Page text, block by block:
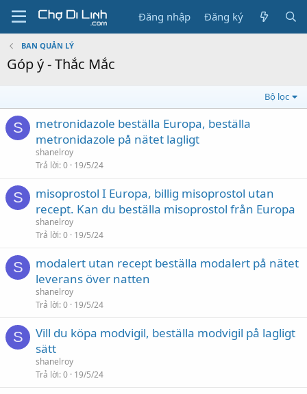
Đăng nhập Đăng ký
BAN QUẢN LÝ
Góp ý - Thắc Mắc
Bộ lọc
S
metronidazole beställa Europa, beställa
metronidazole på nätet lagligt
shanelroy
Trả lời 0 19/5/24
S
misoprostol I Europa, billig misoprostol utan
recept. Kan du beställa misoprostol från Europa
shanelroy
Trả lời 0 19/5/24
S
modalert utan recept beställa modalert på nätet
leverans över natten
shanelroy
Trả lời 0 19/5/24
S
Vill du köpa modvigil, beställa modvigil på lagligt
sätt
shanelroy
Trả lời 0 19/5/24